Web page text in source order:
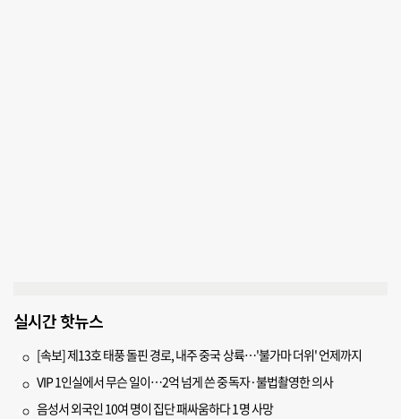
실시간 핫뉴스
[속보] 제13호 태풍 돌핀 경로, 내주 중국 상륙…'불가마 더위' 언제까지
VIP 1인실에서 무슨 일이…2억 넘게 쓴 중독자·불법촬영한 의사
음성서 외국인 10여 명이 집단 패싸움하다 1명 사망